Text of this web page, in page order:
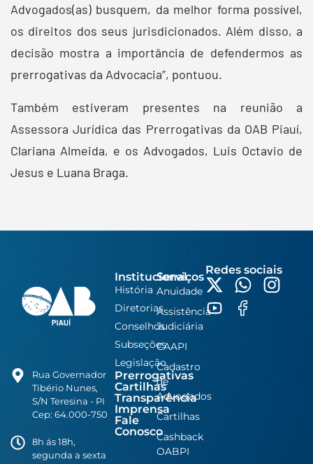
Advogados(as) busquem, da melhor forma possível,
os direitos dos seus jurisdicionados. Além disso, a
decisão mostra a importância de defendermos as
prerrogativas da Advocacia”, pontuou.
Também estiveram presentes na reunião a
Assessora Jurídica das Prerrogativas da OAB Piauí,
Clariana Almeida, e os Advogados, Luis Octavio de
Jesus e Luana Braga.
Rua Governador
Tibério Nunes,
S/N Teresina - PI
Cep: 64.000-750
8h ás 18h,
segunda a sexta
Institucional
História
Diretorias
Conselhos
Subseções
Legislação
Prerrogativas
Cartilhas
Transparência
Imprensa
Fale
Conosco
Serviços
Anuidade
Assistência
Judiciária
CAAPI
Cadastro
de
Advogados
Cartilhas
Cashback
OABPI
Redes sociais